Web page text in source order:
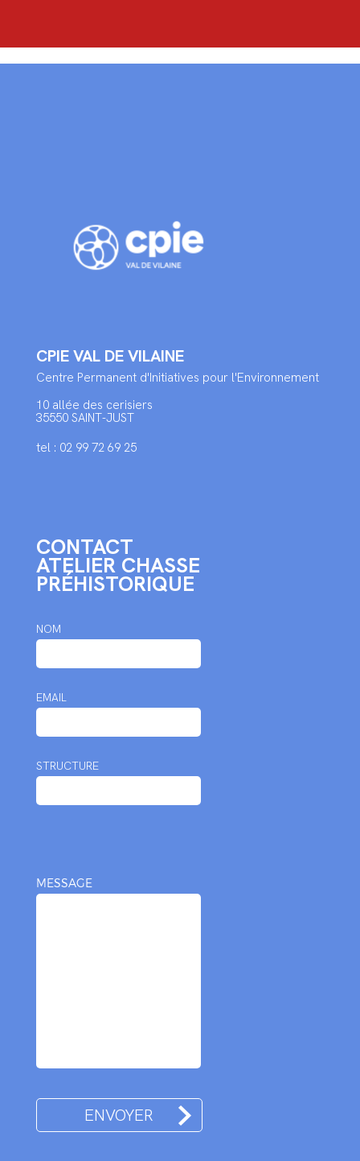
CPIE VAL DE VILAINE
Centre Permanent d'Initiatives pour l'Environnement
10 allée des cerisiers
35550 SAINT-JUST
tel : 02 99 72 69 25
CONTACT
ATELIER CHASSE
PRÉHISTORIQUE
NOM
EMAIL
STRUCTURE
MESSAGE